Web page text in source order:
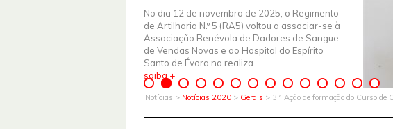
No dia 12 de novembro de 2025, o Regimento
de Artilharia N.º 5 (RA5) voltou a associar-se à
Associação Benévola de Dadores de Sangue
de Vendas Novas e ao Hospital do Espírito
Santo de Évora na realiza...
saiba +
Notícias > Notícias 2020 > Gerais > 3.ª Ação de formação do Curso